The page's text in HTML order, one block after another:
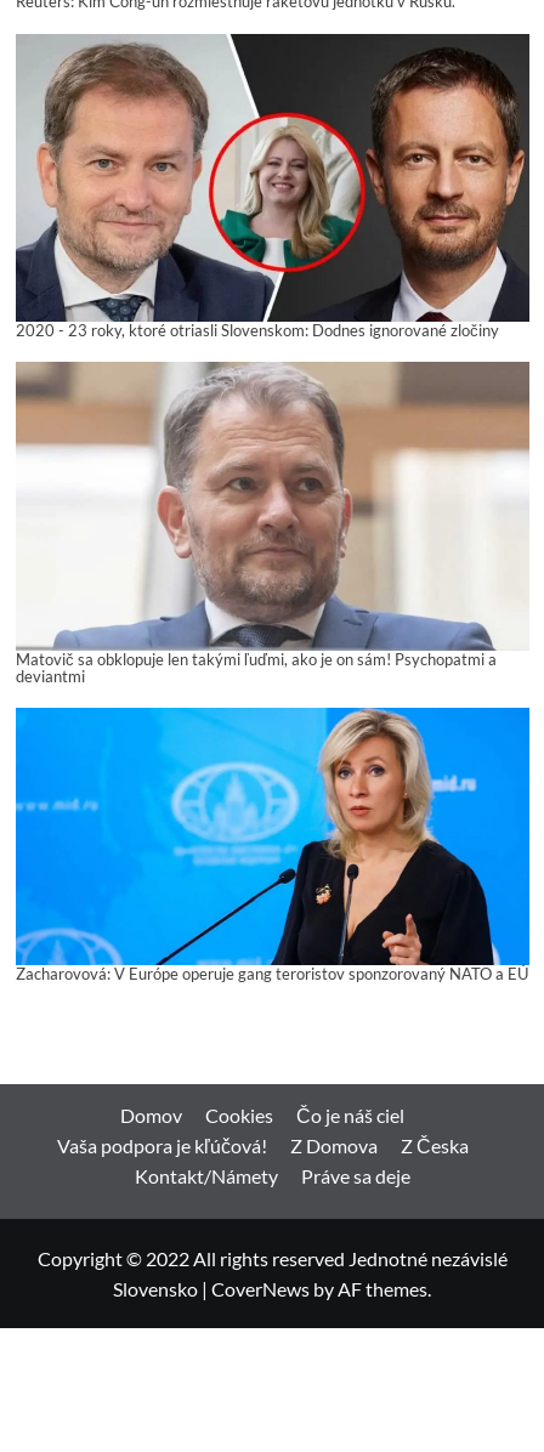
2020 - 23 roky, ktoré otriasli Slovenskom: Dodnes ignorované zločiny
Matovič sa obklopuje len takými ľuďmi, ako je on sám! Psychopatmi a
deviantmi
Zacharovová: V Európe operuje gang teroristov sponzorovaný NATO a EÚ
Domov Cookies
Čo je náš ciel
Vaša podpora je kľúčová!
Z Domova
Z Česka
Kontakt/Námety
Práve sa deje
Copyright © 2022 All rights reserved Jednotné nezávislé
Slovensko | CoverNews by AF themes.